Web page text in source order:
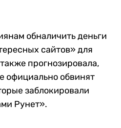
обналичить деньги
сайтов» для
прогнозировала,
официально обвинят
заблокировали
Рунет».